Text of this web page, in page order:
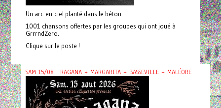
Un arc-en-ciel planté dans le béton.
1001 chansons offertes par les groupes qui ont joué à
GrrrndZero.
Clique sur le poste !
SAM 15/08 : RAGANA + MARGARITA + BASSEVILLE + MALÉORE